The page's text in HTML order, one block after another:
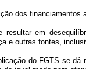
dos financiamentos
resultar em
e outras fontes,
do FGTS se